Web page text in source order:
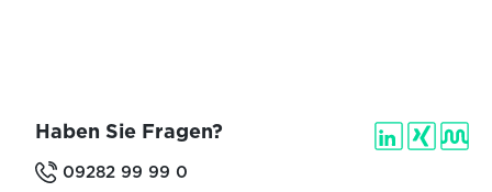
Haben Sie Fragen?
09282 99 99 0